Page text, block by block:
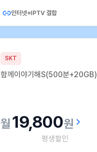
인터넷+IPTV 결합
SKT
함께이야기해S(500분+20GB)
19,800원
평생할인